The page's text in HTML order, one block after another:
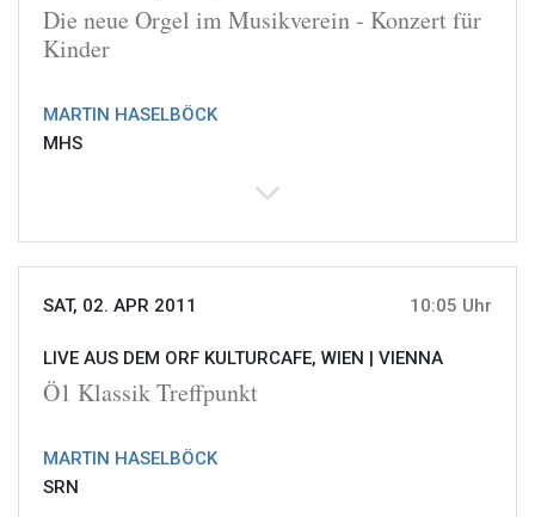
Die neue Orgel im Musikverein - Konzert für
Kinder
MARTIN HASELBÖCK
MHS
SAT, 02. APR 2011 10:05 Uhr
LIVE AUS DEM ORF KULTURCAFE, WIEN | VIENNA
Ö1 Klassik Treffpunkt
MARTIN HASELBÖCK
SRN